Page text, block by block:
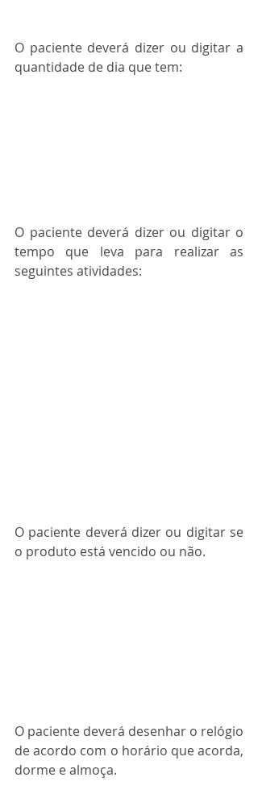
O paciente deverá dizer ou digitar a
quantidade de dia que tem:
O paciente deverá dizer ou digitar o
tempo que leva para realizar as
seguintes atividades:
O paciente deverá dizer ou digitar se
o produto está vencido ou não.
O paciente deverá desenhar o relógio
de acordo com o horário que acorda,
dorme e almoça.